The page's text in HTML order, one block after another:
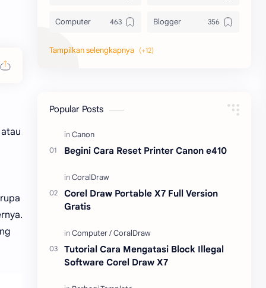
Computer Blogger
Komputer Info Software
Canon
CoralDraw
Popular Posts
Begini Cara Reset Printer Canon e410
Corel Draw Portable X7 Full Version
Gratis
Tutorial Cara Mengatasi Block Illegal
Software Corel Draw X7